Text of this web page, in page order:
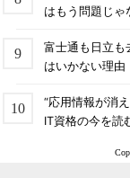
はもう問題じゃ
富士通も日立も
はいかない理由
“応用情報が消
IT資格の今を読